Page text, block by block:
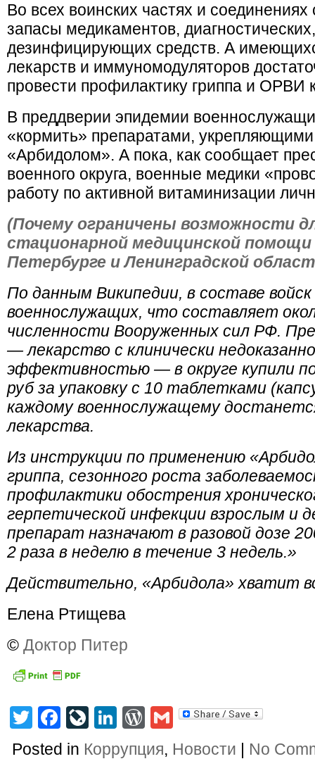
Во всех воинских частях и
запасы медикаментов,
дезинфицирующих средств. А
лекарств и иммуномодуляторов
провести профилактику гриппа и
В преддверии эпидемии
«кормить» препаратами,
«Арбидолом». А пока, как сообщает
военного округа, военные медики
работу по активной витаминизации
(Почему ограничены возможности
стационарной медицинской
Петербурге и Ленинградской
По данным Википедии, в составе
военнослужащих, что составляет
численности Вооруженных сил РФ.
— лекарство с клинически
эффективностью — в округе купили
руб за упаковку с 10 таблетками
каждому военнослужащему
лекарства.
Из инструкции по применению
гриппа, сезонного роста
профилактики обострения
герпетической инфекции взрослым и
препарат назначают в разовой дозе
2 раза в неделю в течение 3 недель.»
Действительно, «Арбидола» хватит
Елена Ртищева
© Доктор Питер
TwitterFacebook
LiveJournal
LinkedIn
WordPress
Gmail
Posted in Коррупция, Новости | No